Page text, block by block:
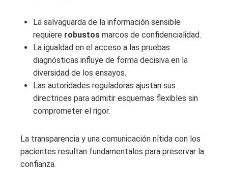
La salvaguarda de la información sensible
requiere robustos marcos de confidencialidad.
La igualdad en el acceso a las pruebas
diagnósticas influye de forma decisiva en la
diversidad de los ensayos.
Las autoridades reguladoras ajustan sus
directrices para admitir esquemas flexibles sin
comprometer el rigor.
La transparencia y una comunicación nítida con los
pacientes resultan fundamentales para preservar la
confianza.